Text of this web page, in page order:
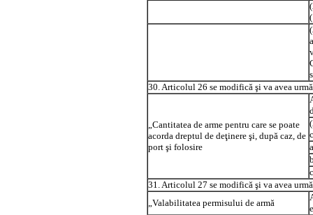
30. Articolul 26 se modifică şi va avea
„Cantitatea de arme pentru care se poate
acorda dreptul de deţinere şi, după caz, de
port şi folosire
31. Articolul 27 se modifică şi va avea
„Valabilitatea permisului de armă